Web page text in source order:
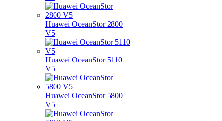
Huawei OceanStor 2800
V5
Huawei OceanStor 5110
V5
Huawei OceanStor 5800
V5